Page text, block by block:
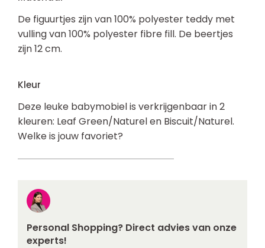
De figuurtjes zijn van 100% polyester teddy met
vulling van 100% polyester fibre fill. De beertjes
zijn 12 cm.
Kleur
Deze leuke babymobiel is verkrijgenbaar in 2
kleuren: Leaf Green/Naturel en Biscuit/Naturel.
Welke is jouw favoriet?
Personal Shopping? Direct advies van onze
experts!